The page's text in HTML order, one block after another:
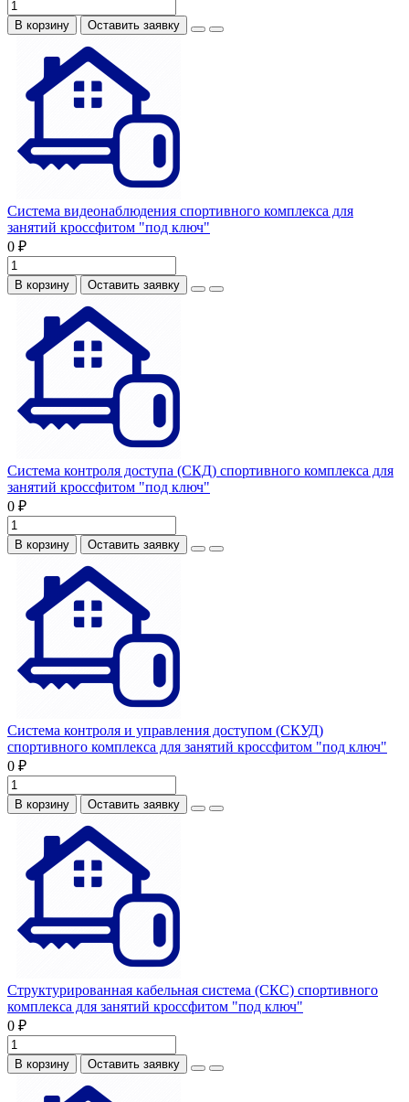
В корзину Оставить заявку
Система видеонаблюдения спортивного комплекса для
занятий кроссфитом "под ключ"
0 ₽
В корзину Оставить заявку
Система контроля доступа (СКД) спортивного комплекса для
занятий кроссфитом "под ключ"
0 ₽
В корзину Оставить заявку
Система контроля и управления доступом (СКУД)
спортивного комплекса для занятий кроссфитом "под ключ"
0 ₽
В корзину Оставить заявку
Структурированная кабельная система (СКС) спортивного
комплекса для занятий кроссфитом "под ключ"
0 ₽
В корзину Оставить заявку